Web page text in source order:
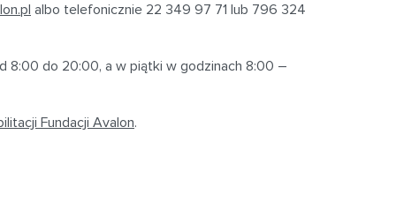
albo telefonicznie 22 349 97 71 lub 796 324
8:00 do 20:00, a w piątki w godzinach 8:00 –
Fundacji Avalon.